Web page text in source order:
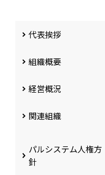
代表挨拶
組織概要
経営概況
関連組織
パルシステム人権方
針